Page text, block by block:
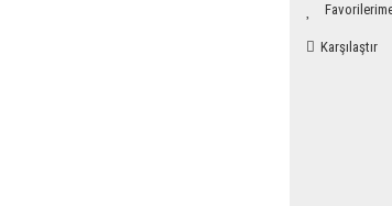
Karşılaştır